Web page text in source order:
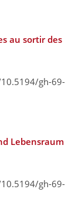
au sortir des
gh-69-
Lebensraum
gh-69-